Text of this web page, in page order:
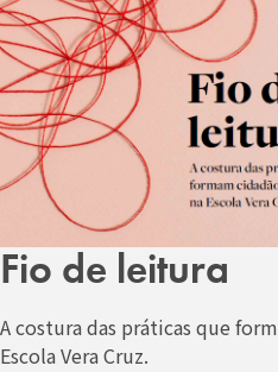
Fio de leitura
A costura das práticas que
Escola Vera Cruz.